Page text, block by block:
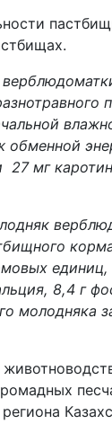
27 мг
8,4 г
молодняка